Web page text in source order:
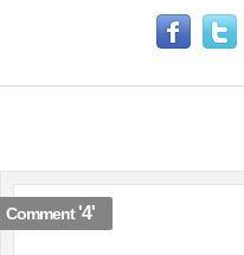
Comment'4'